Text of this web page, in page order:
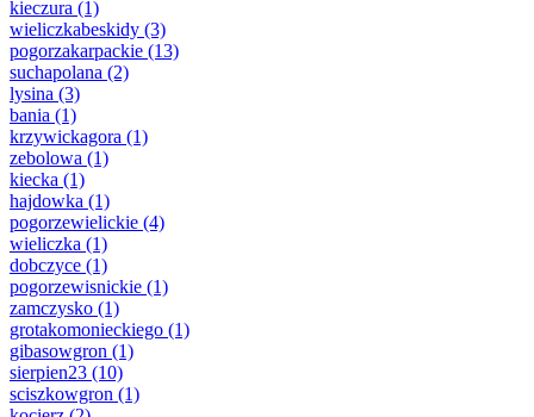
kieczura (1)
wieliczkabeskidy (3)
pogorzakarpackie (13)
suchapolana (2)
lysina (3)
bania (1)
krzywickagora (1)
zebolowa (1)
kiecka (1)
hajdowka (1)
pogorzewielickie (4)
wieliczka (1)
dobczyce (1)
pogorzewisnickie (1)
zamczysko (1)
grotakomonieckiego (1)
gibasowgron (1)
sierpien23 (10)
sciszkowgron (1)